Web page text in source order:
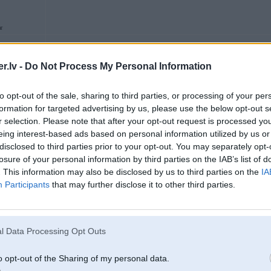
- Do Not Process My Personal Information
opt-out of the sale, sharing to third parties, or processing of your
for targeted advertising by us, please use the below opt-out
selection. Please note that after your opt-out request is processed
interest-based ads based on personal information utilized by us
to third parties prior to your opt-out. You may separately
of your personal information by third parties on the IAB’s list of
This information may also be disclosed by us to third parties on the
Participants that may further disclose it to other third parties.
Data Processing Opt Outs
opt-out of the Sharing of my personal data.
06. Jun 2025, 13:23
HMārtinam iet vēl švakāk
06. Jun 2025, 13:46
Vinjiem jau pirmajaa dopaa kaut Kas tur greiz ar stenogrammu bija, viens
on board veel jaapapeeta, bet live un atkaartojumaa arii izskataas ka
Tā lēnām novilka no ceļa... Un tad hops un vāks...